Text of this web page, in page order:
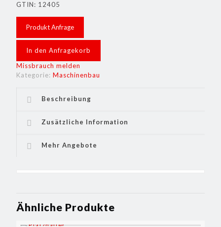
GTIN: 12405
Produkt Anfrage
In den Anfragekorb
Missbrauch melden
Kategorie: Maschinenbau
Beschreibung
Zusätzliche Information
Mehr Angebote
Ähnliche Produkte